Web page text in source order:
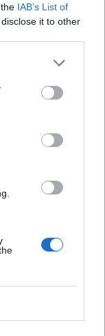
IAB’s List of
it to other
polisen
i och utanför
blodspår
tillhyggen
30-årsåldern
två
ha ägt rum
under
som
polisen.
med